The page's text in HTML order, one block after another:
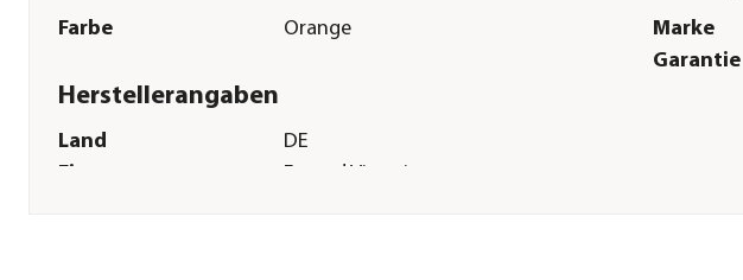
Farbe Orange Marke
Garantie
Herstellerangaben
Land
DE
Firma
Freund Victoria